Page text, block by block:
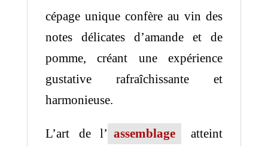
cépage unique confère au vin des
notes délicates d’amande et de
pomme, créant une expérience
gustative rafraîchissante et
harmonieuse.
L’art de l’ assemblage
atteint